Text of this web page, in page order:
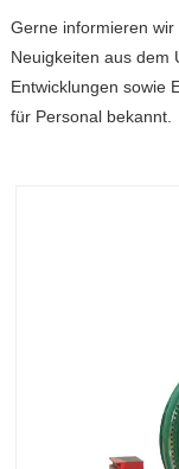
Gerne informieren
Neuigkeiten aus dem
Entwicklungen sowie
für Personal bekannt.